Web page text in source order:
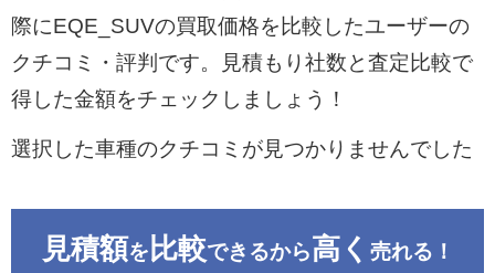
際にEQE_SUVの買取価格を比較したユーザーの
クチコミ・評判です。見積もり社数と査定比較で
得した金額をチェックしましょう！
選択した車種のクチコミが見つかりませんでした
見積額を 比較できるから高く 売れる！